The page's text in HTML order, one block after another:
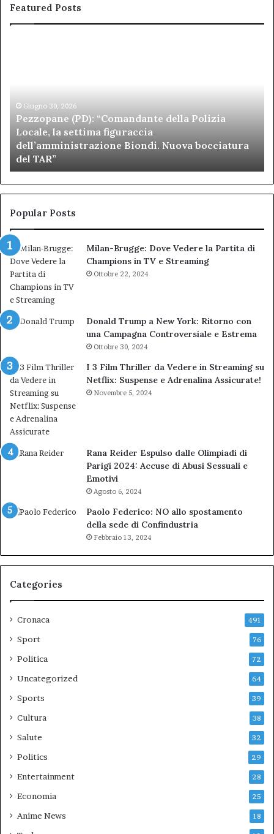
Featured Posts
Locale,
settima
figuraccia
dell’amministrazione
Biondi.
Nuova
bocciatura
del
Giugno 30, 2026
Pezzopane (PD): “Comandante della Polizia
Locale, la settima figuraccia
dell’amministrazione Biondi. Nuova bocciatura
del TAR”
ai
Popular Posts
Milan-Brugge: Dove Vedere la Partita di
Champions in TV e Streaming
Ottobre 22, 2024
Donald Trump a New York: Ritorno con
una Campagna Controversiale e Estrema
Ottobre 30, 2024
I 3 Film Thriller da Vedere in Streaming su
Netflix: Suspense e Adrenalina Assicurate!
Novembre 5, 2024
Rana Reider Espulso dalle Olimpiadi di
Parigi 2024: Accuse di Abusi Sessuali e
Emotivi
Agosto 6, 2024
Paolo Federico: NO allo spostamento
della sede di Confindustria
Febbraio 13, 2024
Categories
Cronaca 491
Sport 76
Politica 72
Uncategorized 64
Sports 39
Cultura 38
Salute 32
Politics 29
Entertainment 28
Economia 25
Anime News 18